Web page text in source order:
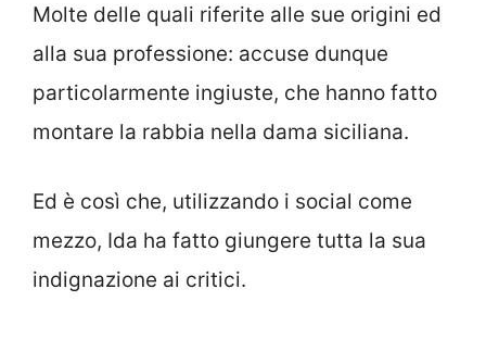
Molte delle quali riferite alle sue origini ed
alla sua professione: accuse dunque
particolarmente ingiuste, che hanno fatto
montare la rabbia nella dama siciliana.
Ed è così che, utilizzando i social come
mezzo, Ida ha fatto giungere tutta la sua
indignazione ai critici.